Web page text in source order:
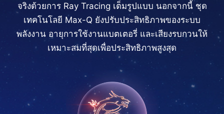
จริงด้วยการ Ray Tracing เต็มรูปแบบ นอกจากนี้ ชุด
เทคโนโลยี Max-Q ยังปรับประสิทธิภาพของระบบ
พลังงาน อายุการใช้งานแบตเตอรี่ และเสียงรบกวนให้
เหมาะสมที่สุดเพื่อประสิทธิภาพสูงสุด